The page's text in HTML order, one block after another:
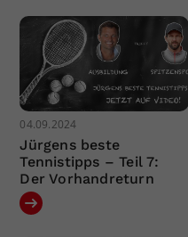
04.09.2024
Jürgens beste
Tennistipps – Teil 7:
Der Vorhandreturn